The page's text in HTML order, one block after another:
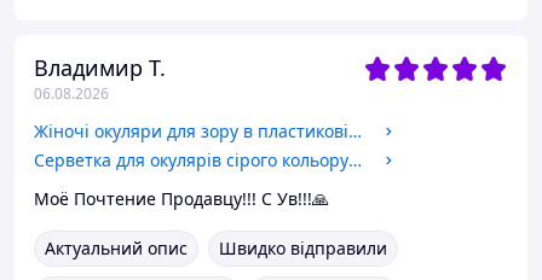
Владимир Т.
06.08.2026
Жіночі окуляри для зору в пластиковій оправі з флекс-завушниками, код 25525-C3 +1.75
Серветка для окулярів сірого кольору компактний та корисний аксесуар для кожного, хто носить окуляри.
Моё Почтение Продавцу!!! С Ув!!!🙏
Актуальний опис
Швидко відправили